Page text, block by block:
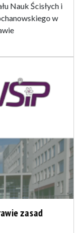
Nauk Ścisłych i
w
zasad